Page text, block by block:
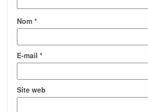
Nom *
E-mail *
Site web